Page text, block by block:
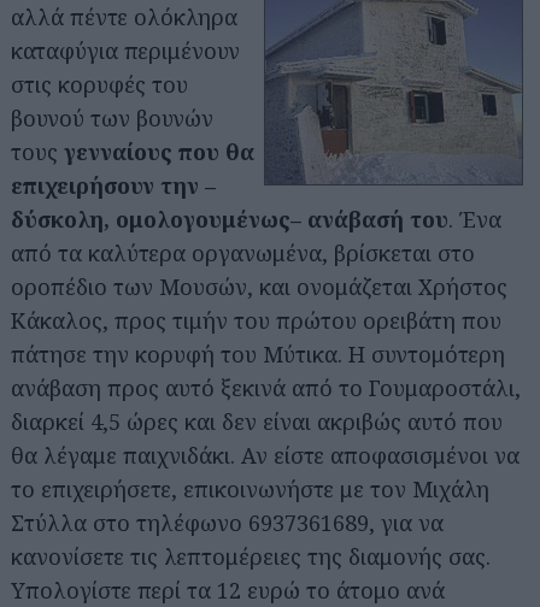
αλλά πέντε ολόκληρα
καταφύγια περιμένουν
στις κορυφές του
βουνού των βουνών
τους γενναίους που θα
επιχειρήσουν την –
δύσκολη, ομολογουμένως– ανάβασή του. Ένα
από τα καλύτερα οργανωμένα, βρίσκεται στο
οροπέδιο των Μουσών, και ονομάζεται Χρήστος
Κάκαλος, προς τιμήν του πρώτου ορειβάτη που
πάτησε την κορυφή του Μύτικα. Η συντομότερη
ανάβαση προς αυτό ξεκινά από το Γουμαροστάλι,
διαρκεί 4,5 ώρες και δεν είναι ακριβώς αυτό που
θα λέγαμε παιχνιδάκι. Αν είστε αποφασισμένοι να
το επιχειρήσετε, επικοινωνήστε με τον Μιχάλη
Στύλλα στο τηλέφωνο 6937361689, για να
κανονίσετε τις λεπτομέρειες της διαμονής σας.
Υπολογίστε περί τα 12 ευρώ το άτομο ανά